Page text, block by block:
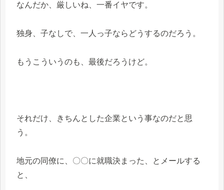
なんだか、厳しいね、一番イヤです。
独身、子なしで、一人っ子ならどうするのだろう。
もうこういうのも、最後だろうけど。
それだけ、きちんとした企業という事なのだと思
う。
地元の同僚に、〇〇に就職決まった、とメールする
と、